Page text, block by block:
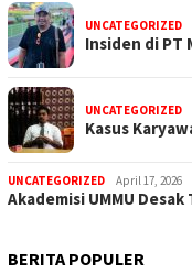
UNCATEGORIZED
Insiden di PT
UNCATEGORIZED
Kasus
UNCATEGORIZED April 17, 2026
Akademisi UMMU
BERITA POPULER